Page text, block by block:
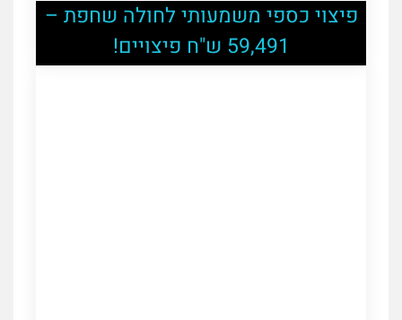
פיצוי כספי משמעותי לחולה שחפת –
59,491 ש"ח פיצויים!